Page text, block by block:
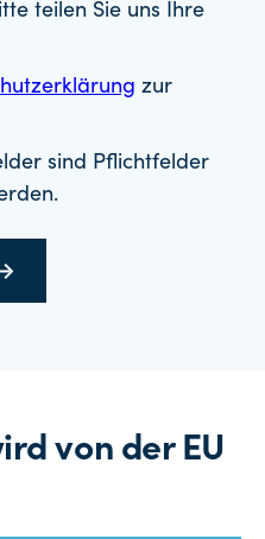
teilen Sie uns Ihre
zur
sind Pflichtfelder
von der EU